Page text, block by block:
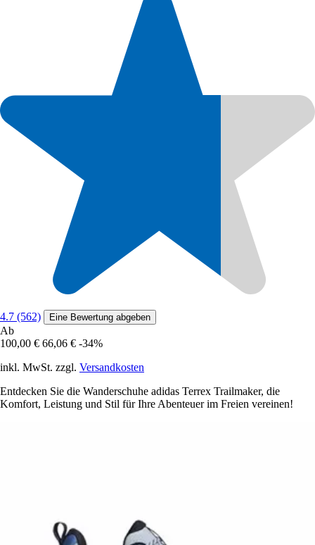
4.7 (562) Eine Bewertung abgeben
Ab
100,00 € 66,06 € -34%
inkl. MwSt. zzgl. Versandkosten
Entdecken Sie die Wanderschuhe adidas Terrex Trailmaker, die
Komfort, Leistung und Stil für Ihre Abenteuer im Freien vereinen!